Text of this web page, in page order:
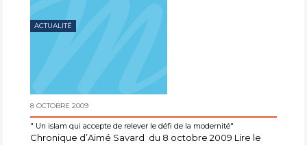
ACTUALITÉ
8 OCTOBRE 2009
" Un islam qui accepte de relever le défi de la modernité"
Chronique d’Aimé Savard du 8 octobre 2009 Lire le